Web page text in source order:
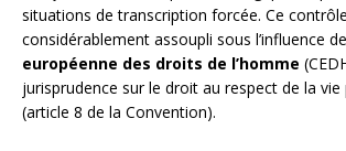
situations de transcription forcée. Ce
considérablement assoupli sous l’influence
européenne des droits de l’homme
jurisprudence sur le droit au respect de la
(article 8 de la Convention).